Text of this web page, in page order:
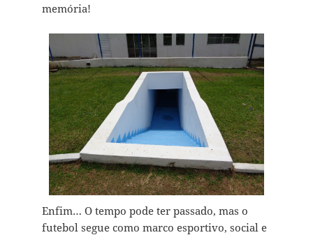
memória!
Enfim… O tempo pode ter passado, mas o
futebol segue como marco esportivo, social e